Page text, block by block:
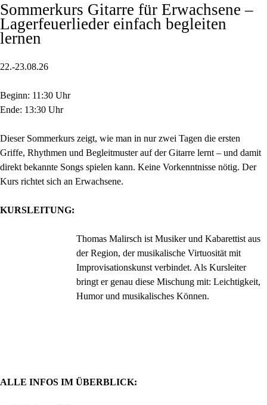
Sommerkurs Gitarre für Erwachsene –
Lagerfeuerlieder einfach begleiten
lernen
22.-23.08.26
Beginn: 11:30 Uhr
Ende: 13:30 Uhr
Dieser Sommerkurs zeigt, wie man in nur zwei Tagen die ersten
Griffe, Rhythmen und Begleitmuster auf der Gitarre lernt – und damit
direkt bekannte Songs spielen kann. Keine Vorkenntnisse nötig. Der
Kurs richtet sich an Erwachsene.
KURSLEITUNG:
Thomas Malirsch ist Musiker und Kabarettist aus
der Region, der musikalische Virtuosität mit
Improvisationskunst verbindet. Als Kursleiter
bringt er genau diese Mischung mit: Leichtigkeit,
Humor und musikalisches Können.
ALLE INFOS IM ÜBERBLICK: